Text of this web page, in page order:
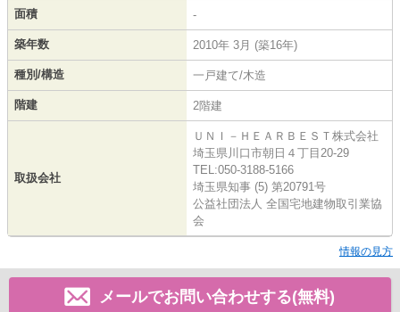
面積 -
築年数 2010年 3月 (築16年)
種別/構造 一戸建て/木造
階建 2階建
取扱会社
ＵＮＩ－ＨＥＡＲＢＥＳＴ株式会社
埼玉県川口市朝日４丁目20-29
TEL:050-3188-5166
埼玉県知事 (5) 第20791号
公益社団法人 全国宅地建物取引業協
会
情報の見方
メールでお問い合わせする(無料)